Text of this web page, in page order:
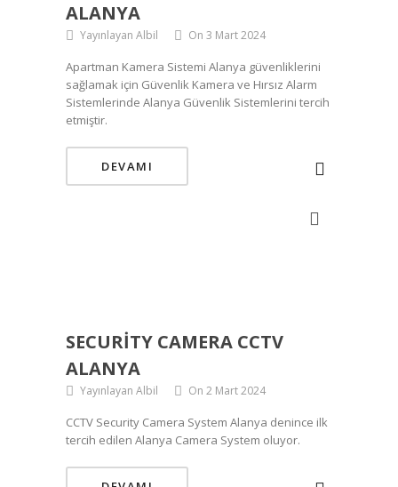
ALANYA
Yayınlayan Albil On 3 Mart 2024
Apartman Kamera Sistemi Alanya güvenliklerini
sağlamak için Güvenlik Kamera ve Hırsız Alarm
Sistemlerinde Alanya Güvenlik Sistemlerini tercih
etmiştir.
DEVAMI
SECURITY CAMERA CCTV
ALANYA
Yayınlayan Albil On 2 Mart 2024
CCTV Security Camera System Alanya denince ilk
tercih edilen Alanya Camera System oluyor.